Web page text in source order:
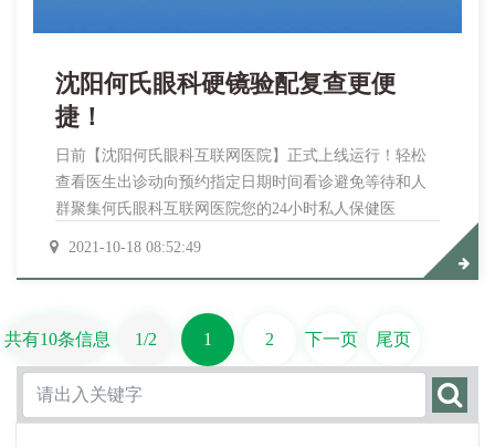
沈阳何氏眼科硬镜验配复查更便
捷！
日前【沈阳何氏眼科互联网医院】正式上线运行！轻松
查看医生出诊动向预约指定日期时间看诊避免等待和人
群聚集何氏眼科互联网医院您的24小时私人保健医
2021-10-18 08:52:49
共有10条信息 1/2 1 2 下一页 尾页